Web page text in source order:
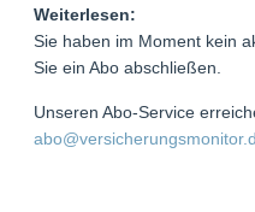
Weiterlesen:
Sie haben im Moment kein
Sie ein Abo abschließen.
Unseren Abo-Service